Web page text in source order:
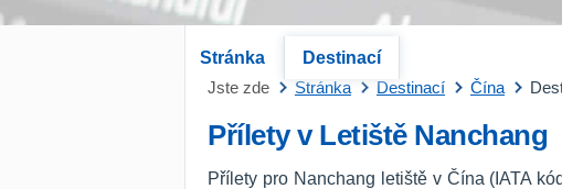
Stránka
Destinací
Jste zde
Stránka Destinací Čína
Přílety v Letiště Nanchang
Přílety pro Nanchang letiště v Čína (IATA